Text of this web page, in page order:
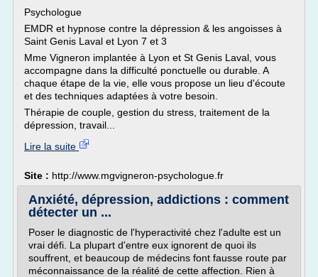
Psychologue
EMDR et hypnose contre la dépression & les angoisses à
Saint Genis Laval et Lyon 7 et 3
Mme Vigneron implantée à Lyon et St Genis Laval, vous
accompagne dans la difficulté ponctuelle ou durable. A
chaque étape de la vie, elle vous propose un lieu d'écoute
et des techniques adaptées à votre besoin.
Thérapie de couple, gestion du stress, traitement de la
dépression, travail...
Lire la suite
Site : http://www.mgvigneron-psychologue.fr
Anxiété, dépression, addictions : comment
détecter un ...
Poser le diagnostic de l'hyperactivité chez l'adulte est un
vrai défi. La plupart d'entre eux ignorent de quoi ils
souffrent, et beaucoup de médecins font fausse route par
méconnaissance de la réalité de cette affection. Rien à